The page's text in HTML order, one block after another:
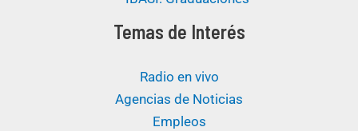
Temas de Interés
Radio en vivo
Agencias de Noticias
Empleos